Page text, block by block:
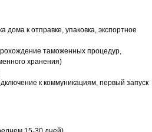
дома к отправке, упаковка, экспортное
таможенных процедур,
хранения)
к коммуникациям, первый запуск